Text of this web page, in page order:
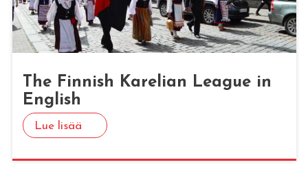
The Fin­nish Ka­re­lian Lea­gue in
English
Lue lisää